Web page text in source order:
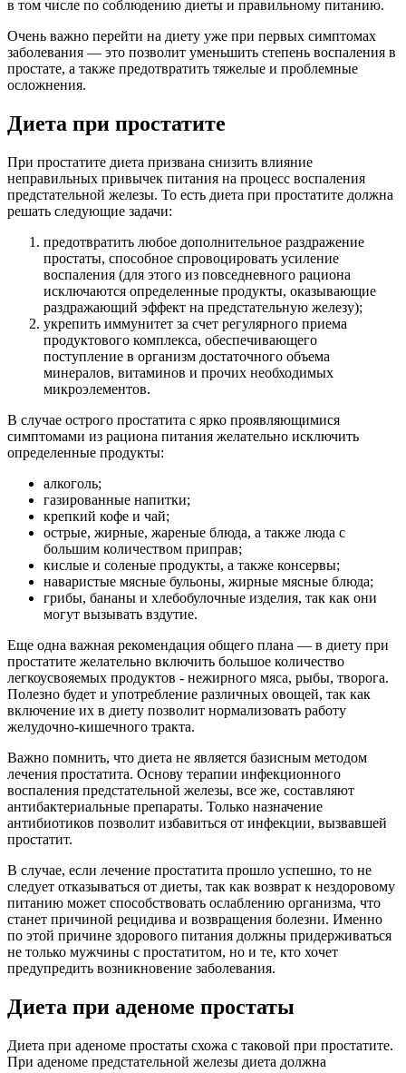
в том числе по соблюдению диеты и правильному питанию.
Очень важно перейти на диету уже при первых симптомах
заболевания — это позволит уменьшить степень воспаления в
простате, а также предотвратить тяжелые и проблемные
осложнения.
Диета при простатите
При простатите диета призвана снизить влияние
неправильных привычек питания на процесс воспаления
предстательной железы. То есть диета при простатите должна
решать следующие задачи:
предотвратить любое дополнительное раздражение
простаты, способное спровоцировать усиление
воспаления (для этого из повседневного рациона
исключаются определенные продукты, оказывающие
раздражающий эффект на предстательную железу);
укрепить иммунитет за счет регулярного приема
продуктового комплекса, обеспечивающего
поступление в организм достаточного объема
минералов, витаминов и прочих необходимых
микроэлементов.
В случае острого простатита с ярко проявляющимися
симптомами из рациона питания желательно исключить
определенные продукты:
алкоголь;
газированные напитки;
крепкий кофе и чай;
острые, жирные, жареные блюда, а также люда с
большим количеством приправ;
кислые и соленые продукты, а также консервы;
наваристые мясные бульоны, жирные мясные блюда;
грибы, бананы и хлебобулочные изделия, так как они
могут вызывать вздутие.
Еще одна важная рекомендация общего плана — в диету при
простатите желательно включить большое количество
легкоусвояемых продуктов - нежирного мяса, рыбы, творога.
Полезно будет и употребление различных овощей, так как
включение их в диету позволит нормализовать работу
желудочно-кишечного тракта.
Важно помнить, что диета не является базисным методом
лечения простатита. Основу терапии инфекционного
воспаления предстательной железы, все же, составляют
антибактериальные препараты. Только назначение
антибиотиков позволит избавиться от инфекции, вызвавшей
простатит.
В случае, если лечение простатита прошло успешно, то не
следует отказываться от диеты, так как возврат к нездоровому
питанию может способствовать ослаблению организма, что
станет причиной рецидива и возвращения болезни. Именно
по этой причине здорового питания должны придерживаться
не только мужчины с простатитом, но и те, кто хочет
предупредить возникновение заболевания.
Диета при аденоме простаты
Диета при аденоме простаты схожа с таковой при простатите.
При аденоме предстательной железы диета должна